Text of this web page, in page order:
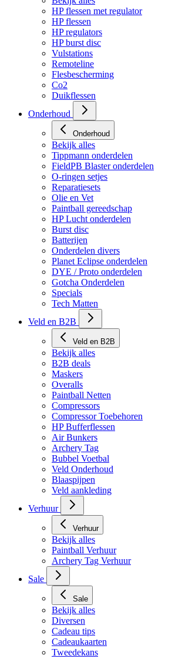
HP flessen met regulator
HP flessen
HP regulators
HP burst disc
Vulstations
Remoteline
Flesbescherming
Co2
Duikflessen
Onderhoud
Onderhoud
Bekijk alles
Tippmann onderdelen
FieldPB Blaster onderdelen
O-ringen setjes
Reparatiesets
Olie en Vet
Paintball gereedschap
HP Lucht onderdelen
Burst disc
Batterijen
Onderdelen divers
Planet Eclipse onderdelen
DYE / Proto onderdelen
Gotcha Onderdelen
Specials
Tech Matten
Veld en B2B
Veld en B2B
Bekijk alles
B2B deals
Maskers
Overalls
Paintball Netten
Compressors
Compressor Toebehoren
HP Bufferflessen
Air Bunkers
Archery Tag
Bubbel Voetbal
Veld Onderhoud
Blaaspijpen
Veld aankleding
Verhuur
Verhuur
Bekijk alles
Paintball Verhuur
Archery Tag Verhuur
Sale
Sale
Bekijk alles
Diversen
Cadeau tips
Cadeaukaarten
Tweedekans